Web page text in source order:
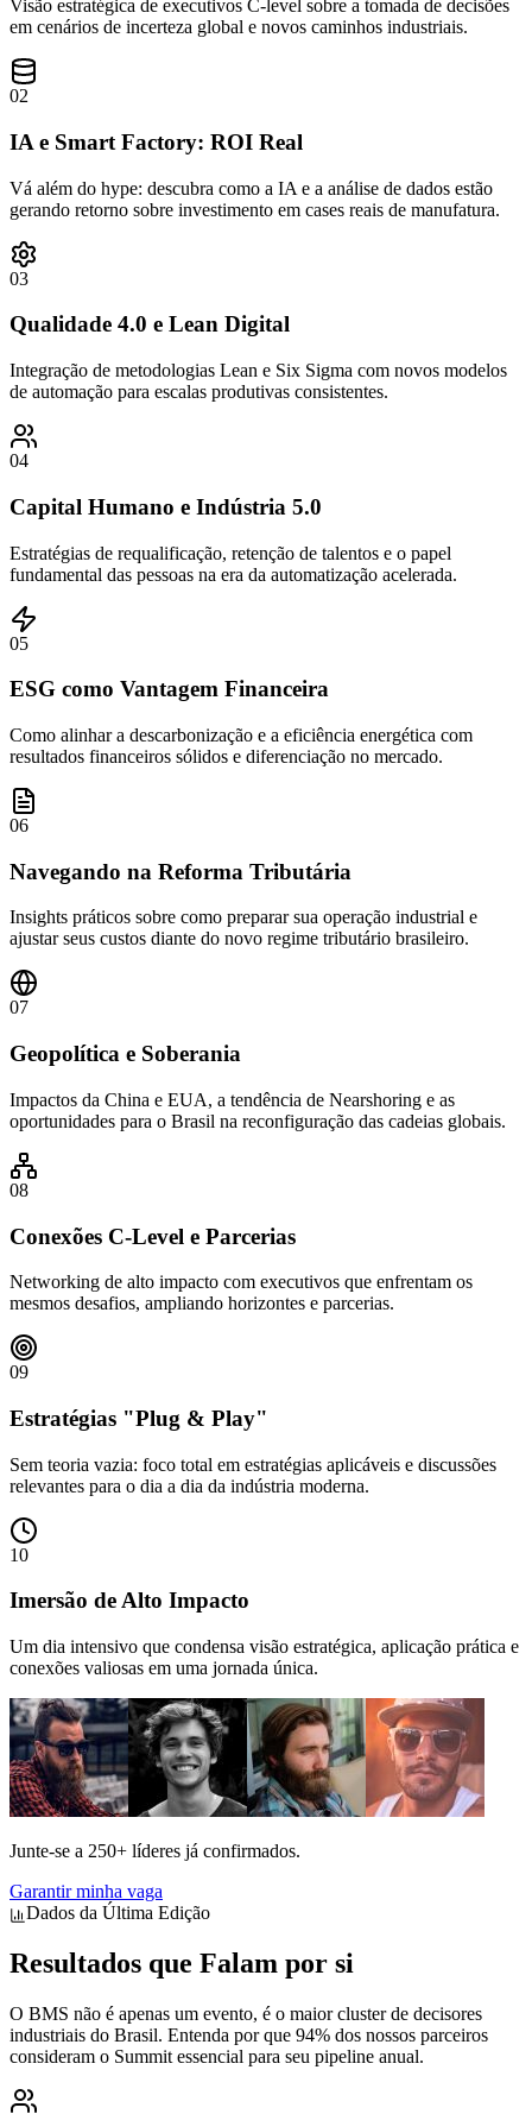
Visão estratégica de executivos C-level sobre a tomada de decisões
em cenários de incerteza global e novos caminhos industriais.
02
IA e Smart Factory: ROI Real
Vá além do hype: descubra como a IA e a análise de dados estão
gerando retorno sobre investimento em cases reais de manufatura.
03
Qualidade 4.0 e Lean Digital
Integração de metodologias Lean e Six Sigma com novos modelos
de automação para escalas produtivas consistentes.
04
Capital Humano e Indústria 5.0
Estratégias de requalificação, retenção de talentos e o papel
fundamental das pessoas na era da automatização acelerada.
05
ESG como Vantagem Financeira
Como alinhar a descarbonização e a eficiência energética com
resultados financeiros sólidos e diferenciação no mercado.
06
Navegando na Reforma Tributária
Insights práticos sobre como preparar sua operação industrial e
ajustar seus custos diante do novo regime tributário brasileiro.
07
Geopolítica e Soberania
Impactos da China e EUA, a tendência de Nearshoring e as
oportunidades para o Brasil na reconfiguração das cadeias globais.
08
Conexões C-Level e Parcerias
Networking de alto impacto com executivos que enfrentam os
mesmos desafios, ampliando horizontes e parcerias.
09
Estratégias "Plug & Play"
Sem teoria vazia: foco total em estratégias aplicáveis e discussões
relevantes para o dia a dia da indústria moderna.
10
Imersão de Alto Impacto
Um dia intensivo que condensa visão estratégica, aplicação prática e
conexões valiosas em uma jornada única.
Junte-se a 250+ líderes já confirmados.
Garantir minha vaga
Dados da Última Edição
Resultados que Falam por si
O BMS não é apenas um evento, é o maior cluster de decisores
industriais do Brasil. Entenda por que 94% dos nossos parceiros
consideram o Summit essencial para seu pipeline anual.